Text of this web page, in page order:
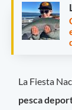
La Fiesta
pesca